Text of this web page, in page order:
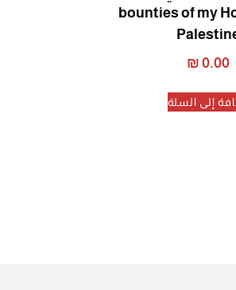
bounties of my
₪ 0.00
إلى السلة